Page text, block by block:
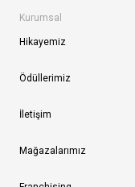
Kurumsal
Hikayemiz
Ödüllerimiz
İletişim
Mağazalarımız